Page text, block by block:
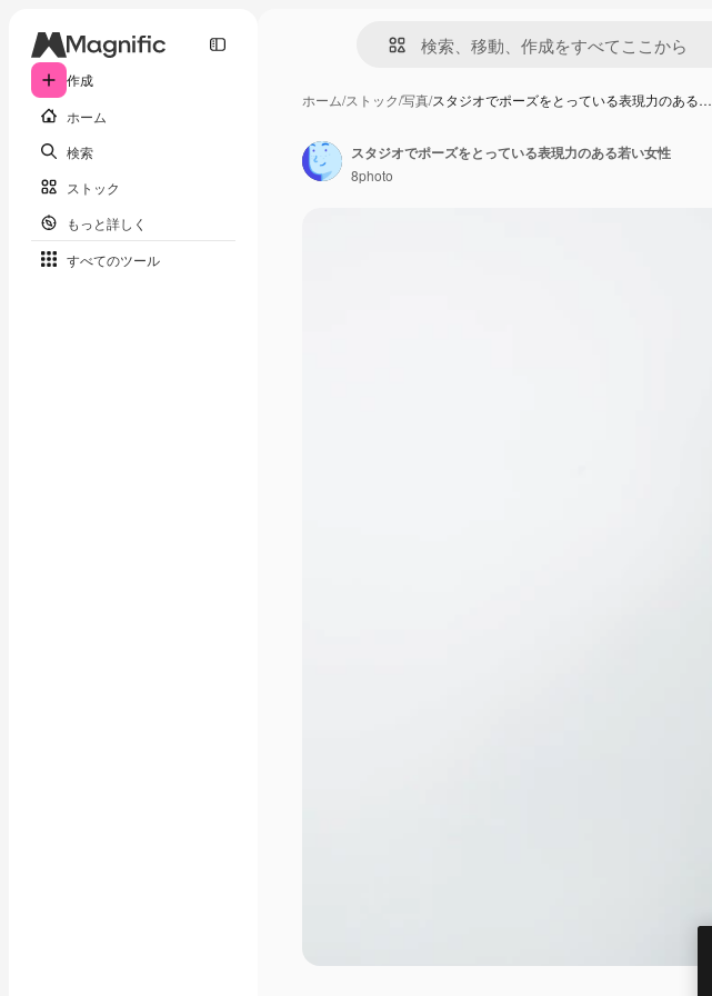
作成
ホーム
検索
ストック
もっと詳しく
すべてのツール
ホーム/ストック/写真/スタジオでポーズをとっている表現力のある…
スタジオでポーズをとっている表現力のある若い女性
8photo